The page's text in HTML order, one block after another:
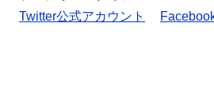
Twitter公式アカウント